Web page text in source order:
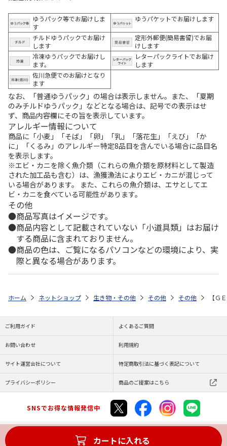
ゆうパック等でお届けしま
す
ゆうパケットでお届けします
チルドゆうパックでお届け
します
定形外郵便(簡易書留)でお届
けします
冷凍ゆうパックでお届けし
ます。
レターパックライトでお届け
します
佐川急便でのお届けとなり
ます
なお、「普通ゆうパック」の場合は表示しません。また、「夏期
のみチルドゆうパック」などとなる場合は、記号での表示はせ
ず、商品内容欄にその旨を表示しています。
アレルギー情報について
商品に「小麦」「そば」「卵」「乳」「落花生」「えび」「か
に」「くるみ」のアレルギー特定8品目を含んでいる場合に品目名
を表示します。
※エビ・カニを除く魚介類（これらの魚介類を原材料として製造
された加工品も含む）は、漁獲漁法によりエビ・カニが混じって
いる場合があります。 また、これらの魚介類は、エサとしてエ
ビ・カニを食べている可能性があります。
その他
商品写真はイメージです。
商品内容として記載されていない「小道具類」はお届け
する商品に含まれておりません。
商品の色は、ご覧になるパソコンなどの環境により、実
際と異なる場合があります。
カートに入れる
ホーム ネットショップ 生き物・その他 その他 その他 【Ｇ
ご利用ガイド よくあるご質問
お問い合わせ 利用規約
サイト運営会社について 特定商取引法に基づく表記について
プライバシーポリシー 商品のご提案はこちら
SNSでお得な情報発信中